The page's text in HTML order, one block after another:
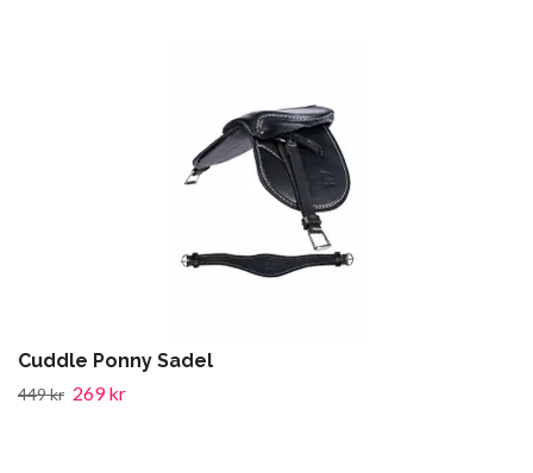
Cuddle Ponny Sadel
449 kr 269 kr